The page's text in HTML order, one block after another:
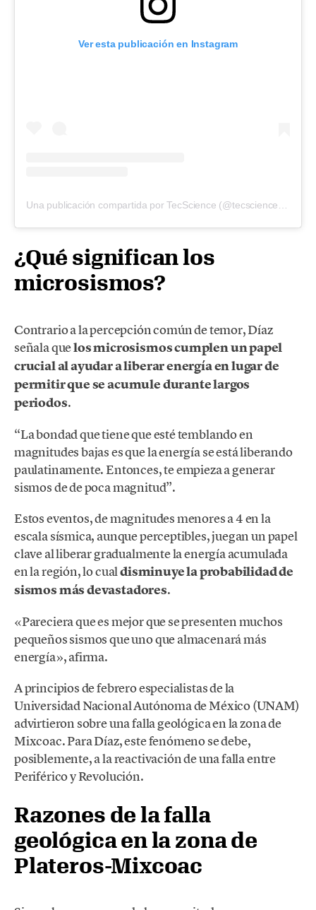
Ver esta publicación en Instagram
Una publicación compartida por TecScience (@tecscienceweb)
¿Qué significan los
microsismos?
Contrario a la percepción común de temor, Díaz
señala quelos microsismos cumplen un papel
crucial al ayudar a liberar energía en lugar de
permitir que se acumule durante largos
periodos.
“La bondad que tiene que esté temblando en
magnitudes bajas es que la energía se está liberando
paulatinamente. Entonces, te empieza a generar
sismos de de poca magnitud”.
Estos eventos, de magnitudes menores a 4 en la
escala sísmica, aunque perceptibles, juegan un papel
clave al liberar gradualmente la energía acumulada
en la región, lo cualdisminuye la probabilidad de
sismos más devastadores.
«Pareciera que es mejor que se presenten muchos
pequeños sismos que uno que almacenará más
energía», afirma.
A principios de febrero especialistas de la
Universidad Nacional Autónoma de México (UNAM)
advirtieron sobre una falla geológica en la zona de
Mixcoac. Para Díaz, este fenómeno se debe,
posiblemente, a la reactivación de una falla entre
Periférico y Revolución.
Razones de la falla
geológica en la zona de
Plateros-Mixcoac